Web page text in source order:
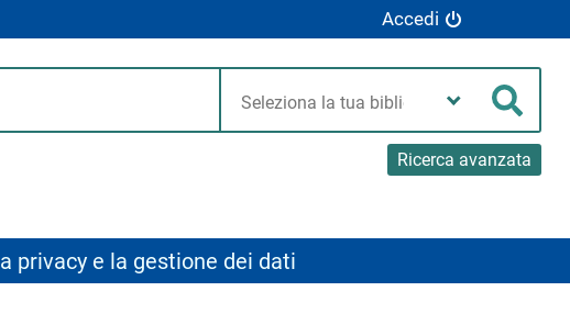
Accedi
Cerca
Ricerca avanzata
privacy e la gestione dei dati